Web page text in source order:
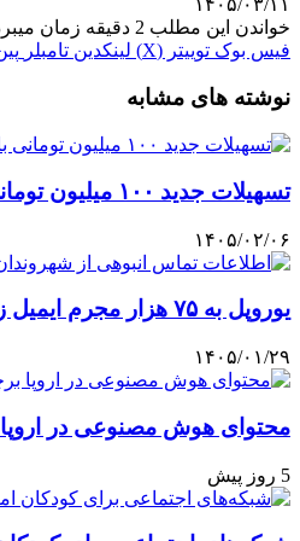
خواندن این مطلب 2 دقیقه زمان میبرد
فیس بوک توییتر (X) لینکدین ‫تامبلر
نوشته های مشابه
تسهیلات جدید ۱۰۰ میلیون تومانی بازارگاه ایرانسل
۱۴۰۵/۰۲/۰۶
یوروپل به ۷۵ هزار مجرم ایمیل زد
۱۴۰۵/۰۱/۲۹
محتوای هوش مصنوعی در
5 روز پیش